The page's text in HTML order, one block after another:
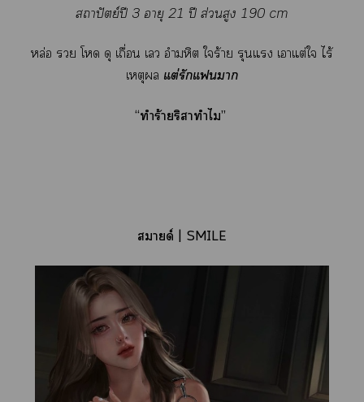
สถาปัตย์ปี 3 อายุ 21 ปี ส่วนสูง 190 cm
หล่อ  โ ดุ เถื่อน เ อำมหิต ใร้าย รุนแรง เาแต่ใ ไร้
เหตุ แต่รักแา
“ทำร้ายริาทำไม”
ายด์ | SMILE